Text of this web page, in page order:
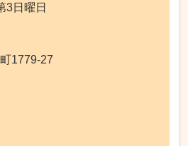
3日曜日
1779-27